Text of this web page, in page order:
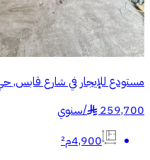
مستودع للإيجار في شارع قابس,
259,700
§
/سنوي
4,900م²